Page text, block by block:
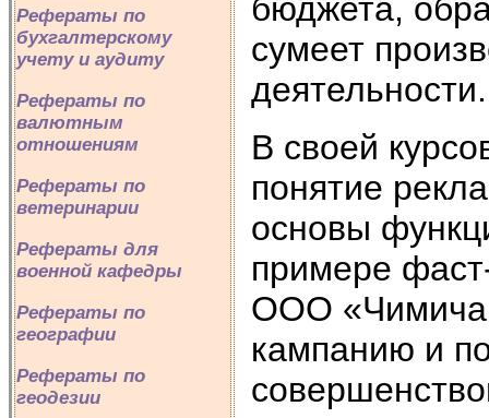
Рефераты по
бухгалтерскому
учету и аудиту
Рефераты по
валютным
отношениям
Рефераты по
ветеринарии
Рефераты для
военной кафедры
Рефераты по
географии
Рефераты по
геодезии
бюджета,
сумеет
деятельности.
В своей
понятие
основы
примере
ООО
кампанию и